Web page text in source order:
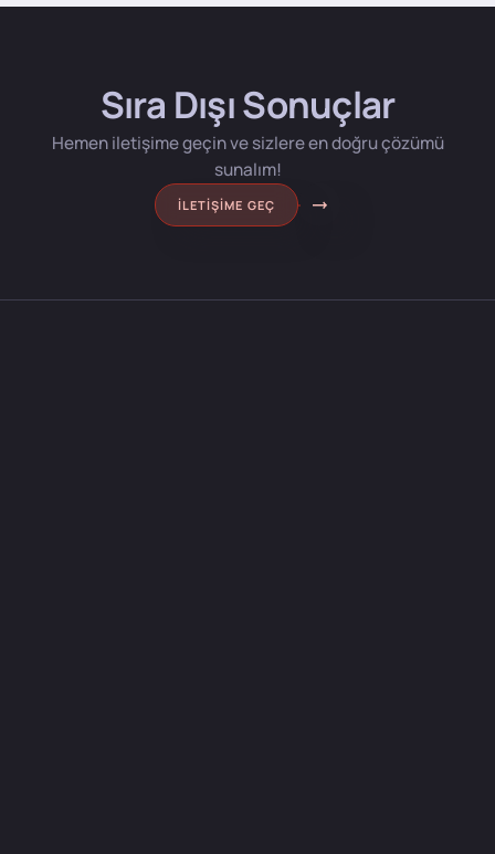
Sıra Dışı Sonuçlar
Hemen iletişime geçin ve sizlere en doğru çözümü
sunalım!
İLETIŞIME GEÇ